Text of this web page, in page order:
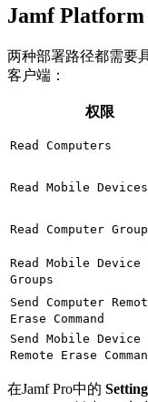
Jamf
两种部署路径都需要
客户端：
权限
Read Computers
Read Mobile Devices
Read Computer
Read Mobile Device
Groups
Send Computer
Erase Command
Send Mobile Device
Remote Erase
在Jamf Pro中的